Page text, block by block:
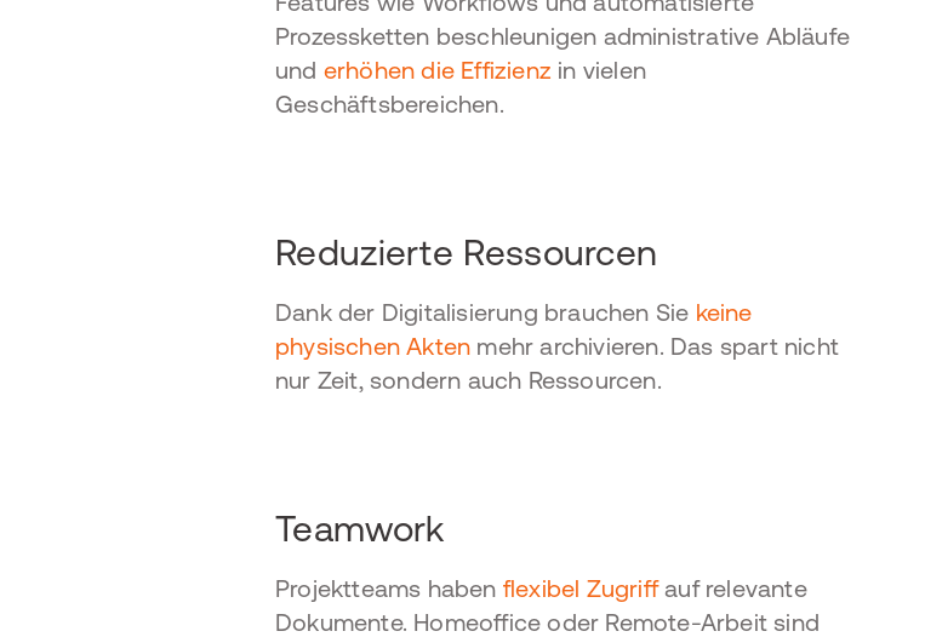
Prozessketten beschleunigen administrative Abläufe
und erhöhen die Effizienz in vielen
Geschäftsbereichen.
Reduzierte Ressourcen
Dank der Digitalisierung brauchen Sie keine
physischen Akten mehr archivieren. Das spart nicht
nur Zeit, sondern auch Ressourcen.
Teamwork
Projektteams haben flexibel Zugriffauf relevante
Dokumente. Homeoffice oder Remote-Arbeit sind